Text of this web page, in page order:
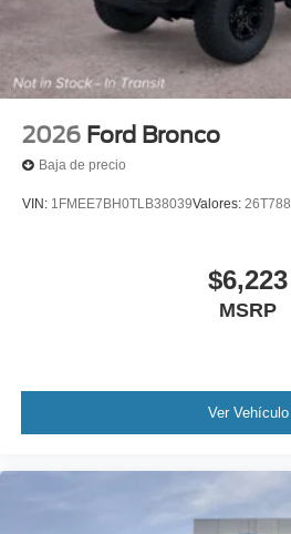
2026 Ford Bronco
Baja de precio
VIN: 1FMEE7BH0TLB38039Valores: 26T788
$6,223
MSRP
Ver Vehículo